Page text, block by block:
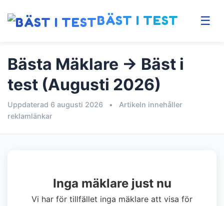
BÄST I TEST ☰
Bästa Mäklare → Bäst i
test (Augusti 2026)
Uppdaterad 6 augusti 2026 •
Artikeln innehåller
reklamlänkar
Inga mäklare just nu
Vi har för tillfället inga mäklare att visa för